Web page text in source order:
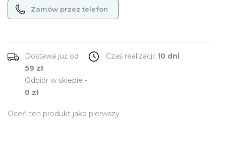
Zamów przez telefon
Dostawa już od
59 zł
Odbiór w sklepie -
0 zł
Czas realizacji: 10 dni
Oceń ten produkt jako pierwszy